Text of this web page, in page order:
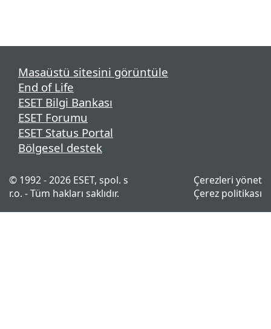
Masaüstü sitesini görüntüle
End of Life
ESET Bilgi Bankası
ESET Forumu
ESET Status Portal
Bölgesel destek
© 1992 - 2026 ESET, spol. s
r.o. - Tüm hakları saklıdır.
Çerezleri yönet
Çerez politikası